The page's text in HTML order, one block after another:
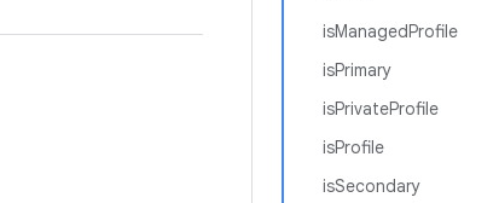
isManagedProfile
isPrimary
isPrivateProfile
isProfile
isSecondary